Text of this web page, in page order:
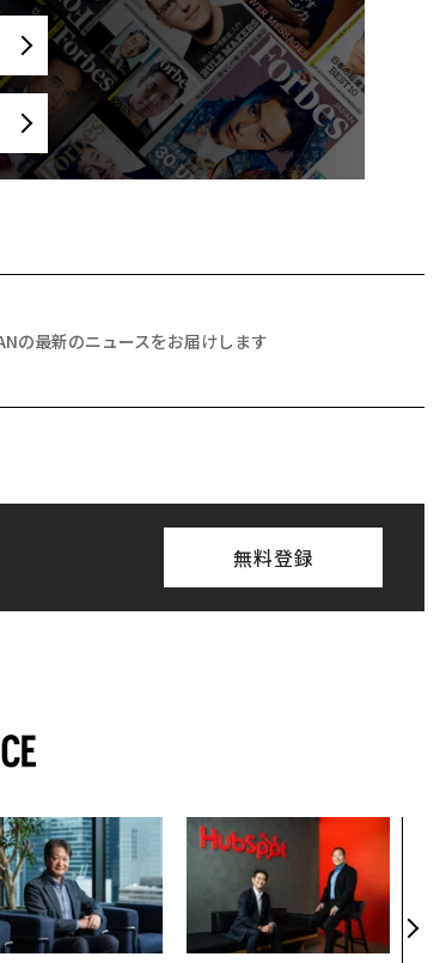
の最新のニュースをお届けします
無料登録